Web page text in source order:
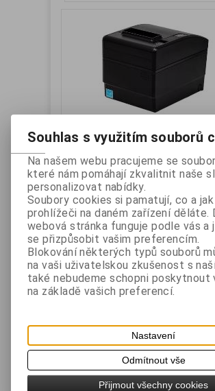
BIXOLON SRP-S300TOSK
řezačka, zdroj, černá
Výrobce:BIXOLON
S300TOSK
Záruka (měsíců):24 Dostupnost:
Termální tiskárna SRP-S300TOSK
Linerless/Restic s rychlostí tisku 170 mm/s
řezačkou, rozhraní USB a sériové, barva
Vaše cena bez DPH:8
Vaše cena s DPH:
Souhlas s využitím souborů
Na našem webu pracujeme se
které nám pomáhají zkvalitnit naše
personalizovat nabídky.
Soubory cookies si pamatují, co a
prohlížeči na daném zařízení děláte.
webová stránka funguje podle vás a
se přizpůsobit vašim preferencím.
Blokování některých typů souborů
na vaši uživatelskou zkušenost s
také nebudeme schopni poskytnout
na základě vašich preferencí.
Nastavení
Odmítnout vše
Přijmout všechny cookies